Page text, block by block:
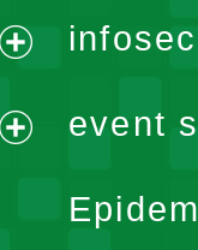
menu
menu
event